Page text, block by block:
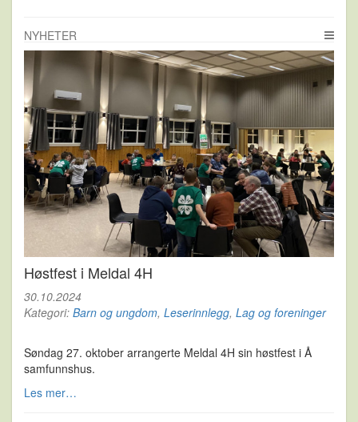
NYHETER
Høstfest i Meldal 4H
30.10.2024
Kategori: Barn og ungdom, Leserinnlegg, Lag og foreninger
Søndag 27. oktober arrangerte Meldal 4H sin høstfest i Å
samfunnshus.
Les mer…